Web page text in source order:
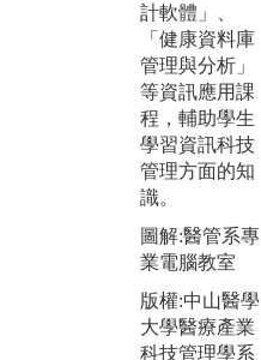
計軟體」、
「健康資料庫
管理與分析」
等資訊應用課
程，輔助學生
學習資訊科技
管理方面的知
識。
圖解:醫管系專
業電腦教室
版權:中山醫學
大學醫療產業
科技管理學系